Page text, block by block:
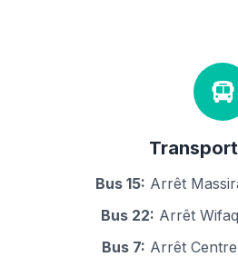
Bus 15: Arrêt
Bus 22: Arrêt
Bus 7: Arrêt